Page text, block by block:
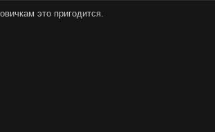
это пригодится.